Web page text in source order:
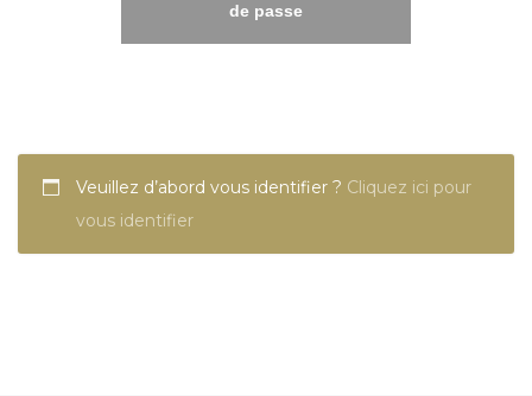
de passe
Veuillez d’abord vous identifier ? Cliquez ici pour
vous identifier